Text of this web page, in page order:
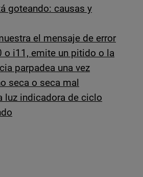
goteando: causas y
el mensaje de error
o i11, emite un pitido o la
parpadea una vez
seca o seca mal
luz indicadora de ciclo